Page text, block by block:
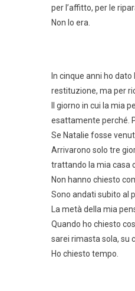
per l’affitto, per le
Non lo era.
In cinque anni ho
restituzione, ma per
Il giorno in cui la mia
esattamente perché.
Se Natalie fosse
Arrivarono solo tre
trattando la mia casa
Non hanno chiesto
Sono andati subito al
La metà della mia
Quando ho chiesto
sarei rimasta sola, su
Ho chiesto tempo.